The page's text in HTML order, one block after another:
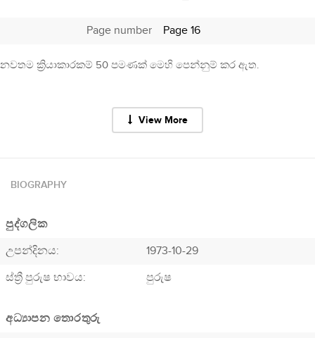
Page number Page 16
නවතම ක්‍රියාකාරකම් 50 පමණක් මෙහි පෙන්නුම් කර ඇත.
View More
BIOGRAPHY
පුද්ගලික
උපන්දිනය:
1973-10-29
ස්ත්‍රී පුරුෂ භාවය:
පුරුෂ
අධ්‍යාපන තොරතුරු